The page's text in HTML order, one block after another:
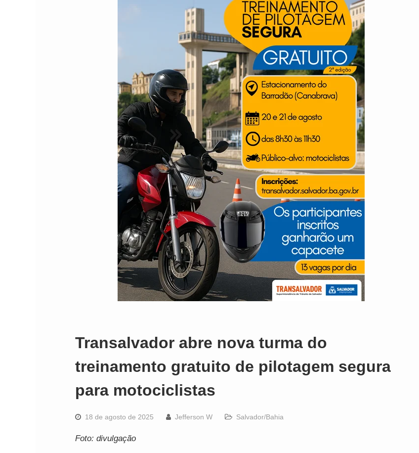
Transalvador abre nova turma do
treinamento gratuito de pilotagem segura
para motociclistas
18 de agosto de 2025 Jefferson W Salvador/Bahia
Foto: divulgação